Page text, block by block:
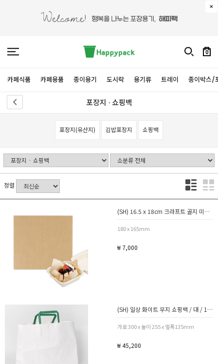
0
카페식품 카페용품 종이용기 도시락 용기류 트레이 종이박스/
포장지 · 쇼핑백
포장지(유산지) 김밥포장지 쇼핑백
정렬
(SH) 16.5 x 18cm 크라프트 골지 미니유산지 500장
180 x 165mm
₩ 7,000
(SH) 일상 화이트 무지 쇼핑백 / 대 / 1박스 200장
가로 300 x 높이 255 x 옆폭135mm
₩ 45,200